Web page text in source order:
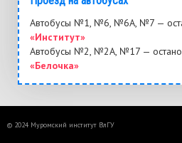
Автобусы №1, №6, №6А, №7 —
«Институт»
Автобусы №2, №2А, №17 —
«Белочка»
© 2024 Муромский институт ВлГУ